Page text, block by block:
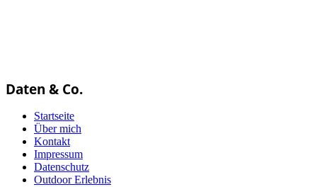
Daten & Co.
Startseite
Über mich
Kontakt
Impressum
Datenschutz
Outdoor Erlebnis